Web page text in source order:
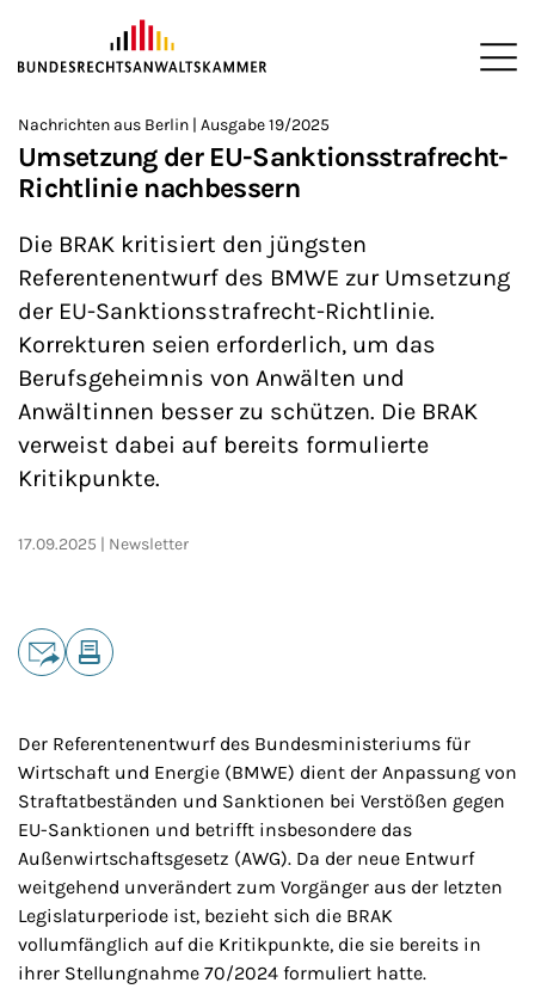
ZUM HAUPTINHALT SPRINGEN
Sie befinden sich hier:
>
Startseite
>
Newsroom
>
Newsletter
>
Nachrichten aus Berlin
Nachrichten aus Berlin | Ausgabe 19/2025
Umsetzung der EU-Sanktionsstrafrecht-
Richtlinie nachbessern
Die BRAK kritisiert den jüngsten
Referentenentwurf des BMWE zur Umsetzung
der EU-Sanktionsstrafrecht-Richtlinie.
Korrekturen seien erforderlich, um das
Berufsgeheimnis von Anwälten und
Anwältinnen besser zu schützen. Die BRAK
verweist dabei auf bereits formulierte
Kritikpunkte.
17.09.2025 Newsletter
Teilen
Der Referentenentwurf des Bundesministeriums für
Wirtschaft und Energie (BMWE) dient der Anpassung von
Straftatbeständen und Sanktionen bei Verstößen gegen
EU-Sanktionen und betrifft insbesondere das
Außenwirtschaftsgesetz (AWG). Da der neue Entwurf
weitgehend unverändert zum Vorgänger aus der letzten
Legislaturperiode ist, bezieht sich die BRAK
vollumfänglich auf die Kritikpunkte, die sie bereits in
ihrer Stellungnahme 70/2024 formuliert hatte.